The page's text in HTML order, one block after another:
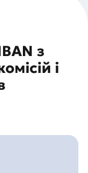
з
і